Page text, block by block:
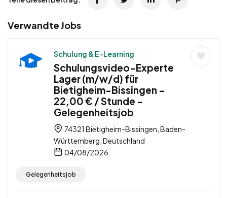
Verwandte Jobs
Schulung & E-Learning
Schulungsvideo-Experte
Lager (m/w/d) für
Bietigheim-Bissingen –
22,00 € / Stunde –
Gelegenheitsjob
74321 Bietigheim-Bissingen, Baden-
Württemberg, Deutschland
04/08/2026
Gelegenheitsjob